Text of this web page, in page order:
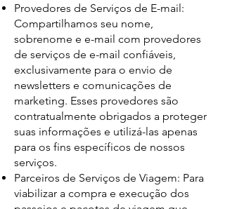
Provedores de Serviços de E-mail:
Compartilhamos seu nome,
sobrenome e e-mail com provedores
de serviços de e-mail confiáveis,
exclusivamente para o envio de
newsletters e comunicações de
marketing. Esses provedores são
contratualmente obrigados a proteger
suas informações e utilizá-las apenas
para os fins específicos de nossos
serviços.
Parceiros de Serviços de Viagem: Para
viabilizar a compra e execução dos